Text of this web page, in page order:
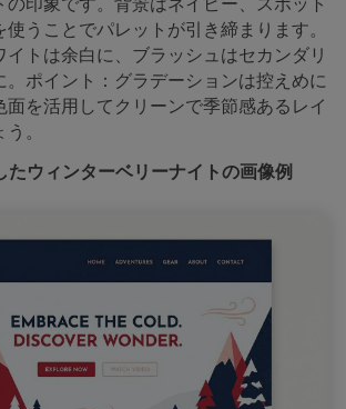
の印象です。背景はネイビー、スポット
うことでパレットが引き締まります。
イトは余白に、ブラッシュはセカンダリ
。ポイント：グラデーションは控えめに
面を活用してクリーンで季節感あるレイ
。
ウィンターベリーナイトの画像例